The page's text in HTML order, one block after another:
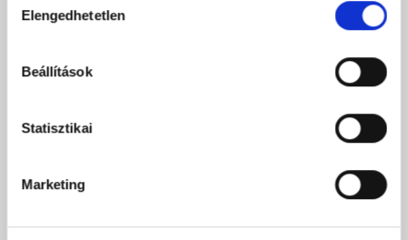
kiválasztása
Elengedhetetlen
Beállítások
Statisztikai
Marketing